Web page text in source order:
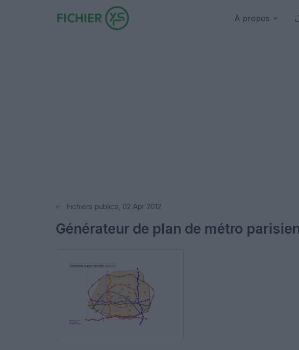
À propos
Fichiers publics, 02 Apr 2012
Générateur de plan de métro